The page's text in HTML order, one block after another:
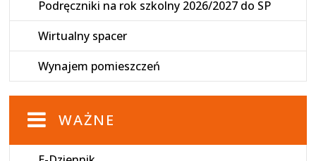
Podręczniki na rok szkolny 2026/2027 do SP
Wirtualny spacer
Wynajem pomieszczeń
WAŻNE